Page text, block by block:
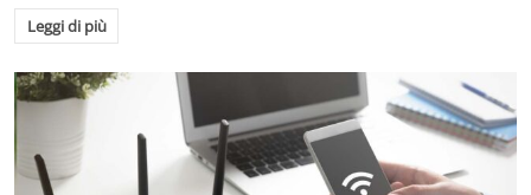
Leggi di più